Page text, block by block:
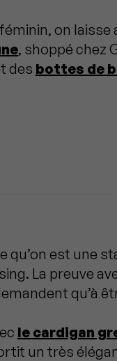
on
, shoppé chez
des bottes de
qu’on est une
La preuve
qu’à
le cardigan
un très